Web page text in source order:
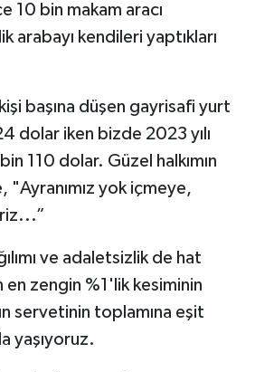
10 bin makam aracı
arabayı kendileri yaptıkları
başına düşen gayrisafi yurt
dolar iken bizde 2023 yılı
110 dolar. Güzel halkımın
"Ayranımız yok içmeye,
ve adaletsizlik de hat
en zengin %1'lik kesiminin
servetinin toplamına eşit
yaşıyoruz.